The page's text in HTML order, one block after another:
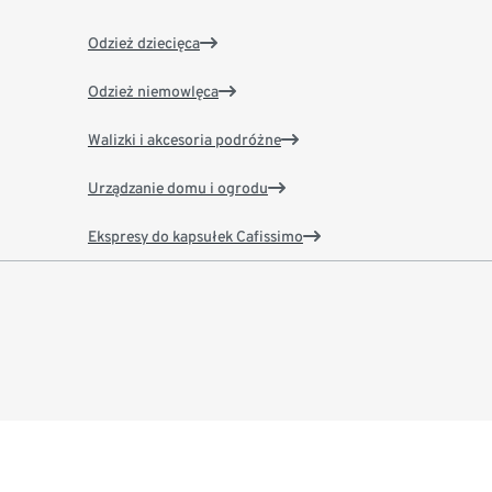
Odzież dziecięca
Odzież niemowlęca
Walizki i akcesoria podróżne
Urządzanie domu i ogrodu
Ekspresy do kapsułek Cafissimo